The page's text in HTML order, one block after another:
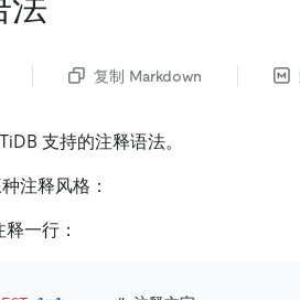
复制 Markdown
支持的注释语法。
注释风格：
释一行：